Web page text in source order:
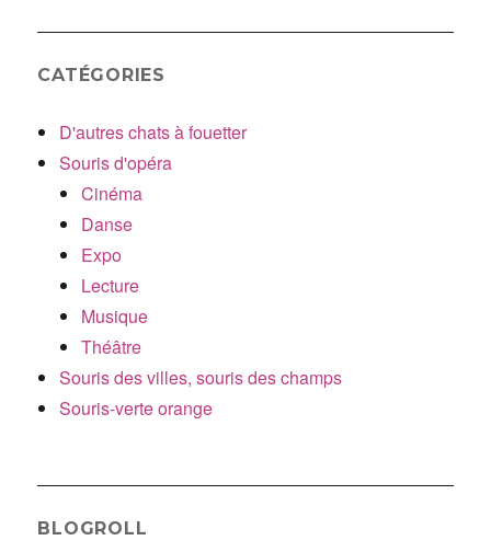
CATÉGORIES
D'autres chats à fouetter
Souris d'opéra
Cinéma
Danse
Expo
Lecture
Musique
Théâtre
Souris des villes, souris des champs
Souris-verte orange
BLOGROLL